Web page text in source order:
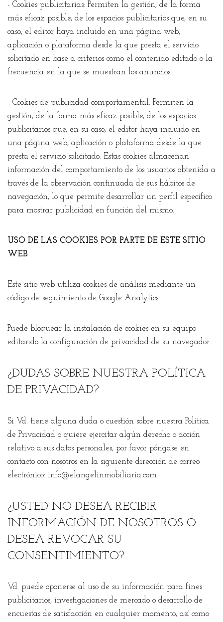
- Cookies publicitarias: Permiten la gestión, de la forma
más eficaz posible, de los espacios publicitarios que, en su
caso, el editor haya incluido en una página web,
aplicación o plataforma desde la que presta el servicio
solicitado en base a criterios como el contenido editado o la
frecuencia en la que se muestran los anuncios.
- Cookies de publicidad comportamental: Permiten la
gestión, de la forma más eficaz posible, de los espacios
publicitarios que, en su caso, el editor haya incluido en
una página web, aplicación o plataforma desde la que
presta el servicio solicitado. Estas cookies almacenan
información del comportamiento de los usuarios obtenida a
través de la observación continuada de sus hábitos de
navegación, lo que permite desarrollar un perfil específico
para mostrar publicidad en función del mismo.
USO DE LAS COOKIES POR PARTE DE ESTE SITIO
WEB
Este sitio web utiliza cookies de análisis mediante un
código de seguimiento de Google Analytics.
Puede bloquear la instalación de cookies en su equipo
editando la configuración de privacidad de su navegador.
¿DUDAS SOBRE NUESTRA POLÍTICA
DE PRIVACIDAD?
Si Vd. tiene alguna duda o cuestión sobre nuestra Política
de Privacidad o quiere ejercitar algún derecho o acción
relativo a sus datos personales, por favor póngase en
contacto con nosotros en la siguiente dirección de correo
electrónico: info@elangelinmobiliaria.com
¿USTED NO DESEA RECIBIR
INFORMACIÓN DE NOSOTROS O
DESEA REVOCAR SU
CONSENTIMIENTO?
Vd. puede oponerse al uso de su información para fines
publicitarios, investigaciones de mercado o desarrollo de
encuestas de satisfacción en cualquier momento, así como